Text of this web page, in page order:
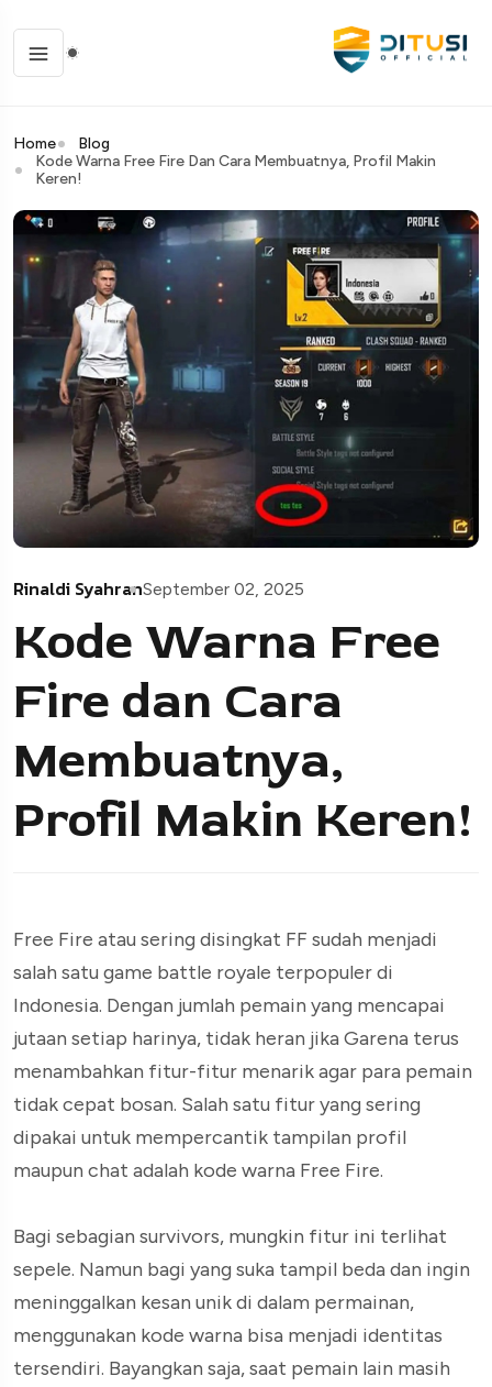
Home
Blog
Kode Warna Free Fire Dan Cara Membuatnya, Profil Makin
Keren!
Rinaldi SyahranSeptember 02, 2025
Kode Warna Free
Fire dan Cara
Membuatnya,
Profil Makin Keren!
Free Fire atau sering disingkat FF sudah menjadi
salah satu game battle royale terpopuler di
Indonesia. Dengan jumlah pemain yang mencapai
jutaan setiap harinya, tidak heran jika Garena terus
menambahkan fitur-fitur menarik agar para pemain
tidak cepat bosan. Salah satu fitur yang sering
dipakai untuk mempercantik tampilan profil
maupun chat adalah kode warna Free Fire.
Bagi sebagian survivors, mungkin fitur ini terlihat
sepele. Namun bagi yang suka tampil beda dan ingin
meninggalkan kesan unik di dalam permainan,
menggunakan kode warna bisa menjadi identitas
tersendiri. Bayangkan saja, saat pemain lain masih